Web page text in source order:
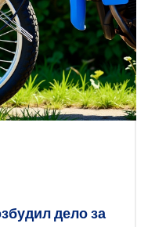
дело за